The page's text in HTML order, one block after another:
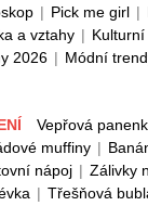
| Pick me girl |
a vztahy | Kulturní
2026 | Módní
Vepřová
muffiny |
nápoj | Zálivky
| Třešňová